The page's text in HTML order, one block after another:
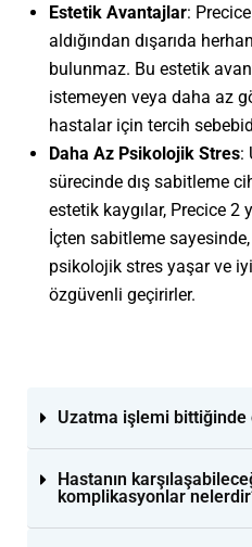
Estetik Avantajlar:
aldığından dışarıda
bulunmaz. Bu estetik
istemeyen veya daha az
hastalar için tercih
Daha Az Psikolojik Stres:
sürecinde dış sabitleme
estetik kaygılar, Precice
İçten sabitleme
psikolojik stres yaşar ve
özgüvenli geçirirler.
Uzatma işlemi bittiğinde
Hastanın
komplikasyonlar